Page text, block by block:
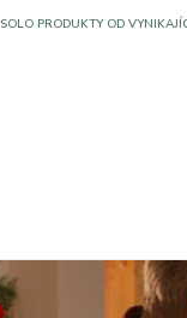
VÍCE NEŽ 900 POZITIVNÍCH